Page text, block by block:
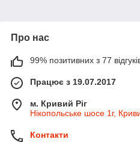
Про нас
99% позитивних з 77
Працює з 19.07.2017
м. Кривий Ріг
Нікопольське шосе 1г,
Контакти